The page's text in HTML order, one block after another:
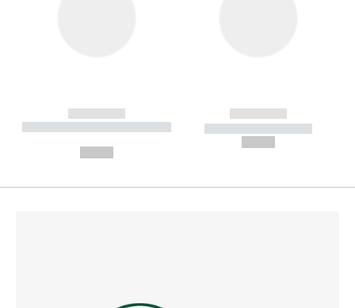
------------
----------- ----------- --------
------------
----------- -----------